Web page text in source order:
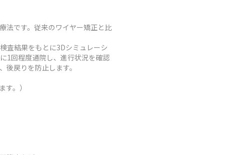
法です。従来のワイヤー矯正と比
査結果をもとに3Dシミュレーシ
1回程度通院し、進行状況を確認
戻りを防止します。
。）